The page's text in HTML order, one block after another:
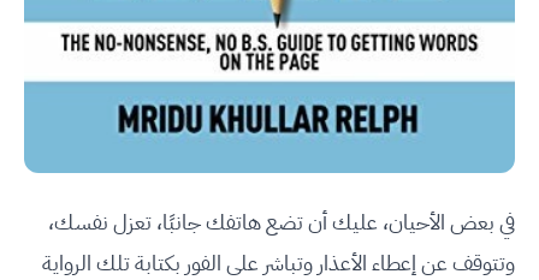
في بعض الأحيان، عليك أن تضع هاتفك جانبًا، تعزل نفسك،
وتتوقف عن إعطاء الأعذار وتباشر على الفور بكتابة تلك الرواية